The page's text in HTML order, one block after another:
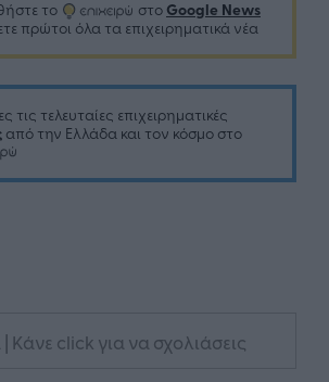
το στο Google News
πρώτοι όλα τα επιχειρηματικά νέα
τις τελευταίες επιχειρηματικές
από την Ελλάδα και τον κόσμο στο
| Κάνε click για να σχολιάσεις